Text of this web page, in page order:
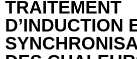
TRAITEMENT
D’INDUCTION